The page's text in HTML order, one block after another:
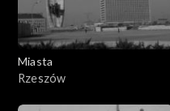
Miasta
Rzeszów